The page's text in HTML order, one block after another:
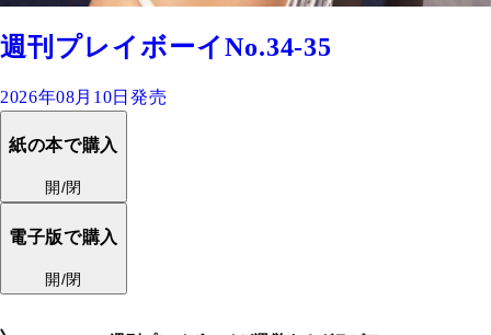
週刊プレイボーイNo.34-35
2026年08月10日発売
紙の本で購入
開/閉
電子版で購入
開/閉